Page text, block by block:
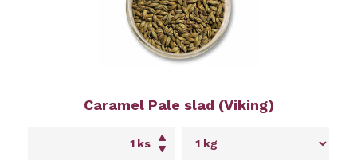
Caramel Pale slad (Viking)
ks